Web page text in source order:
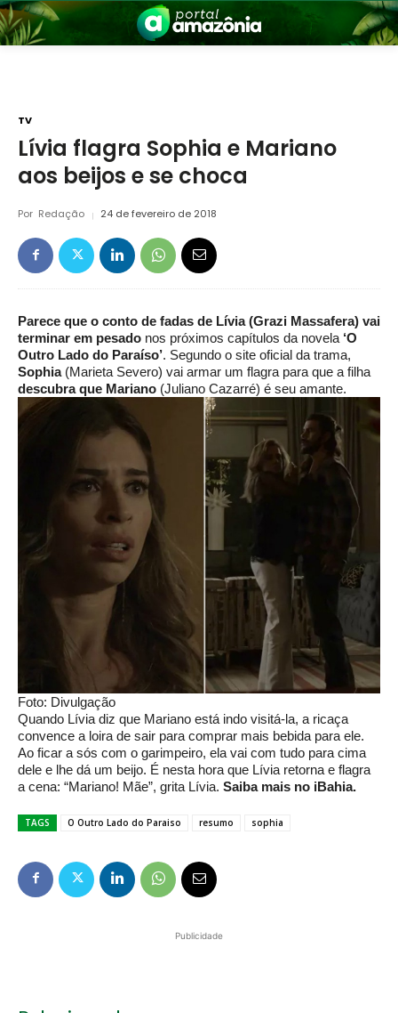
Amazônia
TV
Lívia flagra Sophia e Mariano
aos beijos e se choca
Por Redação 24 de fevereiro de 2018
Parece que o conto de fadas de Lívia (Grazi Massafera) vai
terminar em pesado nos próximos capítulos da novela ‘O
Outro Lado do Paraíso’. Segundo o site oficial da trama,
Sophia(Marieta Severo) vai armar um flagra para que a filha
descubra que Mariano (Juliano Cazarré) é seu amante.
Foto: Divulgação
Quando Lívia diz que Mariano está indo visitá-la, a ricaça
convence a loira de sair para comprar mais bebida para ele.
Ao ficar a sós com o garimpeiro, ela vai com tudo para cima
dele e lhe dá um beijo. É nesta hora que Lívia retorna e flagra
a cena: “Mariano! Mãe”, grita Lívia. Saiba mais no iBahia.
TAGS O Outro Lado do Paraiso resumo sophia
Publicidade